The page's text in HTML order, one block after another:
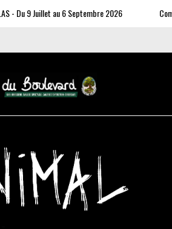
- Du 9 Juillet au 6 Septembre 2026